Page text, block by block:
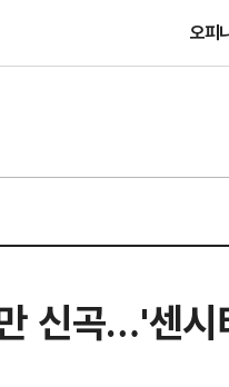
오피
신곡…'센